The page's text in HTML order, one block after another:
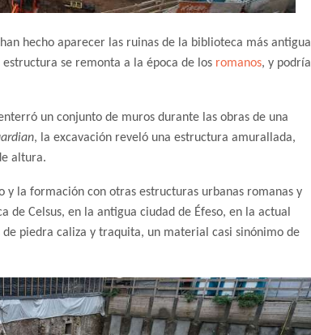
hecho aparecer las ruinas de la biblioteca más antigua
se remonta a la época de los romanos, y podría
un conjunto de muros durante las obras de una
, la excavación reveló una estructura amurallada,
altura.
la formación con otras estructuras urbanas romanas y
Celsus, en la antigua ciudad de Éfeso, en la actual
de piedra caliza y traquita, un material casi sinónimo de